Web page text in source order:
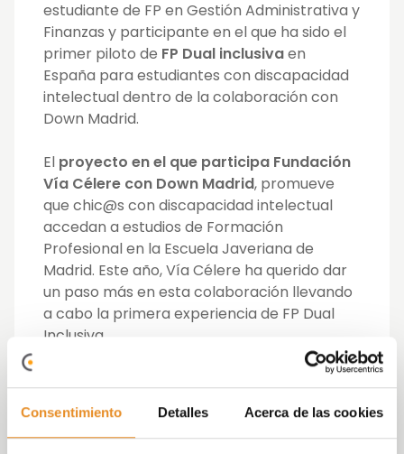
Consentimiento Detalles Acerca de las cookies
estudiante de FP en Gestión Administrativa y
Finanzas y participante en el que ha sido el
primer piloto de FP Dual inclusivaen
España para estudiantes con discapacidad
intelectual dentro de la colaboración con
Down Madrid.
El proyecto en el que participa Fundación
Vía Célere con Down Madrid, promueve
que chic@s con discapacidad intelectual
accedan a estudios de Formación
Profesional en la Escuela Javeriana de
Madrid. Este año, Vía Célere ha querido dar
un paso más en esta colaboración llevando
a cabo la primera experiencia de FP Dual
Inclusiva.
Bajo esta iniciativa, Juan Antonio ha estado
formativa y laboral en Vía Célere, con
apoyo tutelado y rotando por varios